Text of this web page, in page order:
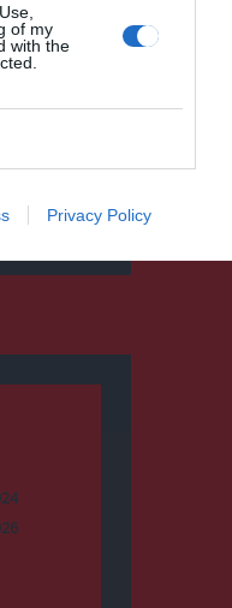
of my
with the
Privacy Policy